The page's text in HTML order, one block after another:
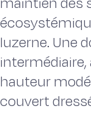
luzerne. Une
intermédiaire,
hauteur
couvert